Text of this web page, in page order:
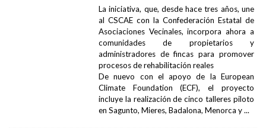
La iniciativa, que, desde hace tres años, une
al CSCAE con la Confederación Estatal de
Asociaciones Vecinales, incorpora ahora a
comunidades de propietarios y
administradores de fincas para promover
procesos de rehabilitación reales
De nuevo con el apoyo de la European
Climate Foundation (ECF), el proyecto
incluye la realización de cinco talleres piloto
en Sagunto, Mieres, Badalona, Menorca y ...